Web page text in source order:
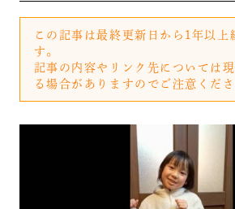
この記事は最終更新日から1年以上
す。
記事の内容やリンク先については
る場合がありますのでご注意くださ